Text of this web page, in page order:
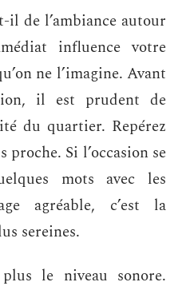
il de l’ambiance autour
influence votre
ne l’imagine. Avant
il est prudent de
du quartier. Repérez
Si l’occasion se
mots avec les
agréable, c’est la
sereines.
le niveau sonore.